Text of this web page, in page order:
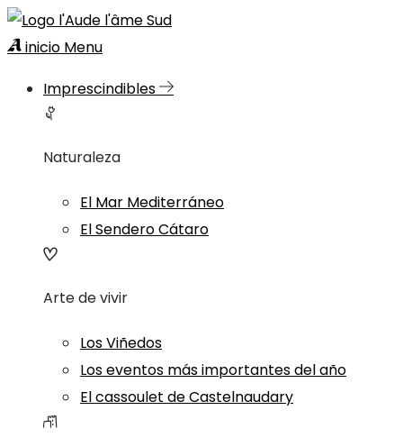
inicio Menu
Imprescindibles
Naturaleza
El Mar Mediterráneo
El Sendero Cátaro
Arte de vivir
Los Viñedos
Los eventos más importantes del año
El cassoulet de Castelnaudary